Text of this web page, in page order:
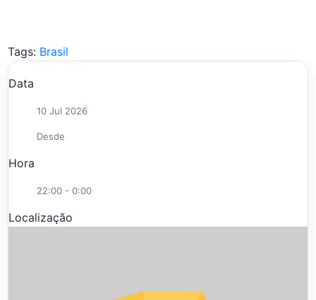
Tags: Brasil
Data
10 Jul 2026
Desde
Hora
22:00 - 0:00
Localização